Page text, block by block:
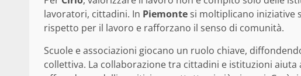
lavoratori, cittadini. In Piemontesi moltiplicano iniziative
rispetto per il lavoro e rafforzano il senso di comunità.
Scuole e associazioni giocano un ruolo chiave,
collettiva. La collaborazione tra cittadini e istituzioni